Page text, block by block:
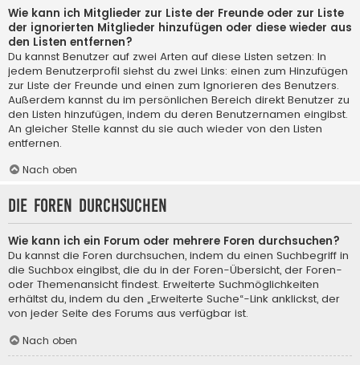
Wie kann ich Mitglieder zur Liste der Freunde oder zur Liste
der ignorierten Mitglieder hinzufügen oder diese wieder aus
den Listen entfernen?
Du kannst Benutzer auf zwei Arten auf diese Listen setzen: In
jedem Benutzerprofil siehst du zwei Links: einen zum Hinzufügen
zur Liste der Freunde und einen zum Ignorieren des Benutzers.
Außerdem kannst du im persönlichen Bereich direkt Benutzer zu
den Listen hinzufügen, indem du deren Benutzernamen eingibst.
An gleicher Stelle kannst du sie auch wieder von den Listen
entfernen.
Nach oben
Die Foren durchsuchen
Wie kann ich ein Forum oder mehrere Foren durchsuchen?
Du kannst die Foren durchsuchen, indem du einen Suchbegriff in
die Suchbox eingibst, die du in der Foren-Übersicht, der Foren-
oder Themenansicht findest. Erweiterte Suchmöglichkeiten
erhältst du, indem du den „Erweiterte Suche“-Link anklickst, der
von jeder Seite des Forums aus verfügbar ist.
Nach oben